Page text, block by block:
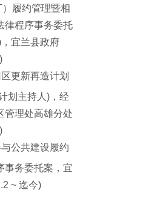
履约管理暨相
律程序事务委托
宜兰县政府
更新再造计划
划主持人)，经
管理处高雄分处
公共建设履约
事务委托案，宜
~ 迄今)